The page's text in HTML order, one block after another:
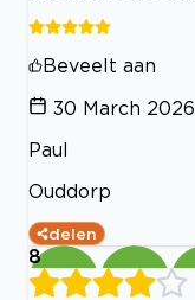
Beveelt aan
30 March 2026
Paul
Ouddorp
delen
8